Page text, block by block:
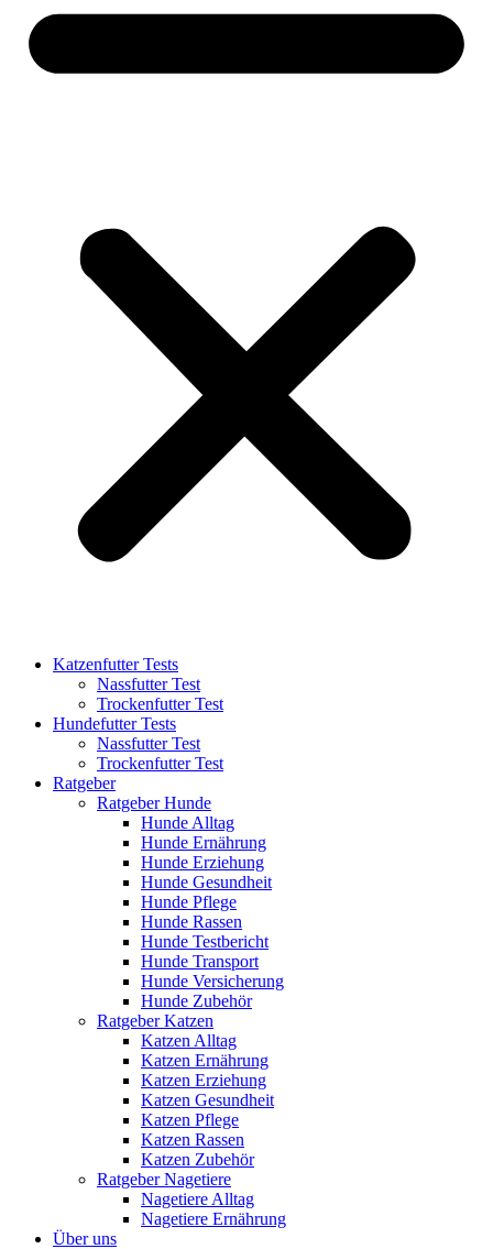
Katzenfutter Tests
Nassfutter Test
Trockenfutter Test
Hundefutter Tests
Nassfutter Test
Trockenfutter Test
Ratgeber
Ratgeber Hunde
Hunde Alltag
Hunde Ernährung
Hunde Erziehung
Hunde Gesundheit
Hunde Pflege
Hunde Rassen
Hunde Testbericht
Hunde Transport
Hunde Versicherung
Hunde Zubehör
Ratgeber Katzen
Katzen Alltag
Katzen Ernährung
Katzen Erziehung
Katzen Gesundheit
Katzen Pflege
Katzen Rassen
Katzen Zubehör
Ratgeber Nagetiere
Nagetiere Alltag
Nagetiere Ernährung
Über uns